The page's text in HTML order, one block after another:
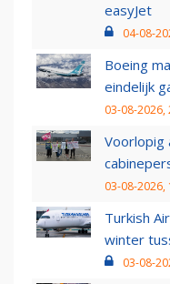
easyJet
04-08-
Boeing
eindelijk
03-08-2026,
Voorlopig
03-08-2026,
Turkish
winter
03-08-